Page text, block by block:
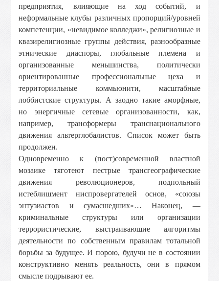
предприятия, влияющие на ход событий, и
неформальные клубы различных пропорций/уровней
компетенции, «невидимое колледжи», религиозные и
квазирелигиозные группы действия, разнообразные
этнические диаспоры, глобальные племена и
организованные меньшинства, политически
ориентированные профессиональные цеха и
территориальные коммьюнити, масштабные
лоббистские структуры. А заодно такие аморфные,
но энергичные сетевые организованности, как,
например, трансформеры транснационального
движения альтерглобалистов. Список может быть
продолжен.
Одновременно к (пост)современной властной
мозаике тяготеют пестрые трансгеографические
движения революционеров, подпольный
истеблишмент ниспровергателей основ, «союзы
энтузиастов и сумасшедших»… Наконец, —
криминальные структуры или организации
террористические, выстраивающие алгоритмы
деятельности по собственным правилам тотальной
борьбы за будущее. И порою, будучи не в состоянии
конструктивно менять реальность, они в прямом
смысле подрывают ее.